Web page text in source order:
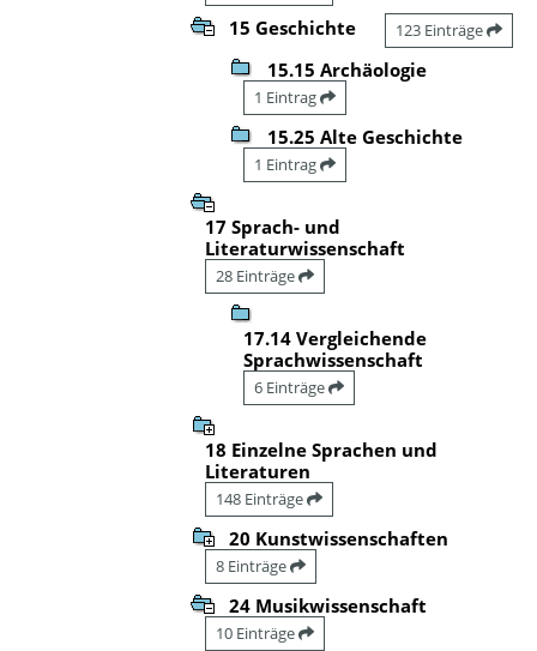
15 Geschichte 123 Einträge
15.15 Archäologie
1 Eintrag
15.25 Alte Geschichte
1 Eintrag
17 Sprach- und
Literaturwissenschaft
28 Einträge
17.14 Vergleichende
Sprachwissenschaft
6 Einträge
18 Einzelne Sprachen und
Literaturen
148 Einträge
20 Kunstwissenschaften
8 Einträge
24 Musikwissenschaft
10 Einträge